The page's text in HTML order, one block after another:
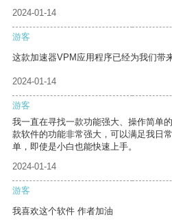
2024-01-14
游客
这款加速器VPM应用程序已经为我们带
2024-01-14
游客
我一直在寻找一款功能强大、操作简单
款软件的功能非常强大，可以满足我日
单，即使是小白也能快速上手。
2024-01-14
游客
我喜欢这个软件 作者加油